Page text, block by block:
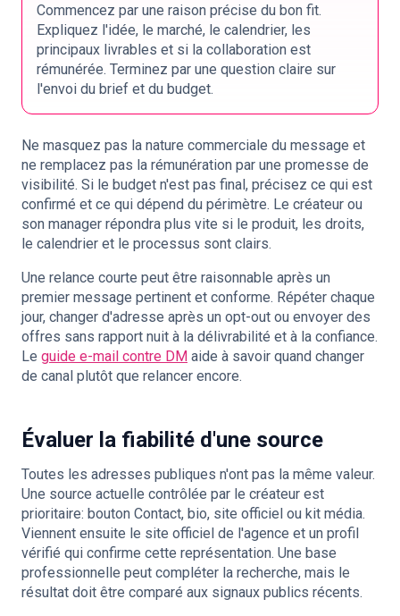
Commencez par une raison précise du bon fit.
Expliquez l'idée, le marché, le calendrier, les
principaux livrables et si la collaboration est
rémunérée. Terminez par une question claire sur
l'envoi du brief et du budget.
Ne masquez pas la nature commerciale du message et
ne remplacez pas la rémunération par une promesse de
visibilité. Si le budget n'est pas final, précisez ce qui est
confirmé et ce qui dépend du périmètre. Le créateur ou
son manager répondra plus vite si le produit, les droits,
le calendrier et le processus sont clairs.
Une relance courte peut être raisonnable après un
premier message pertinent et conforme. Répéter chaque
jour, changer d'adresse après un opt-out ou envoyer des
offres sans rapport nuit à la délivrabilité et à la confiance.
Le guide e-mail contre DM aide à savoir quand changer
de canal plutôt que relancer encore.
Évaluer la fiabilité d'une source
Toutes les adresses publiques n'ont pas la même valeur.
Une source actuelle contrôlée par le créateur est
prioritaire: bouton Contact, bio, site officiel ou kit média.
Viennent ensuite le site officiel de l'agence et un profil
vérifié qui confirme cette représentation. Une base
professionnelle peut compléter la recherche, mais le
résultat doit être comparé aux signaux publics récents.